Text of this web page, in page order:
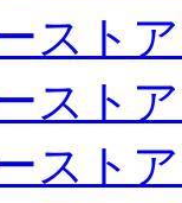
スト
スト
スト